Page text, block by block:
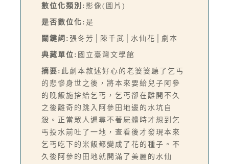
數位化類別: 影像(圖片)
是否數位化: 是
關鍵詞: 張冬芳│陳千武│水仙花│劇本
典藏單位: 國立臺灣文學館
摘要: 此劇本敘述好心的老婆婆聽了乞丐
的悲慘身世之後，將本來要給兒子阿參
的晚飯施捨給乞丐，乞丐卻在離開不久
之後離奇的跳入阿參田地邊的水坑自
殺。正當眾人遍尋不著屍體時才想到乞
丐投水前吐了一地，查看後才發現本來
乞丐吃下的米飯都變成了花的種子。不
久後阿參的田地就開滿了美麗的水仙